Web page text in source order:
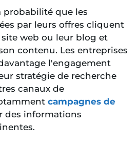
probabilité que les
par leurs offres cliquent
web ou leur blog et
contenu. Les entreprises
l'engagement
stratégie de recherche
canaux de
campagnes de
des informations